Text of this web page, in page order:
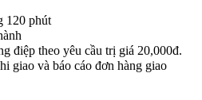
120 phút
điệp theo yêu cầu trị giá 20,000đ.
giao và báo cáo đơn hàng giao